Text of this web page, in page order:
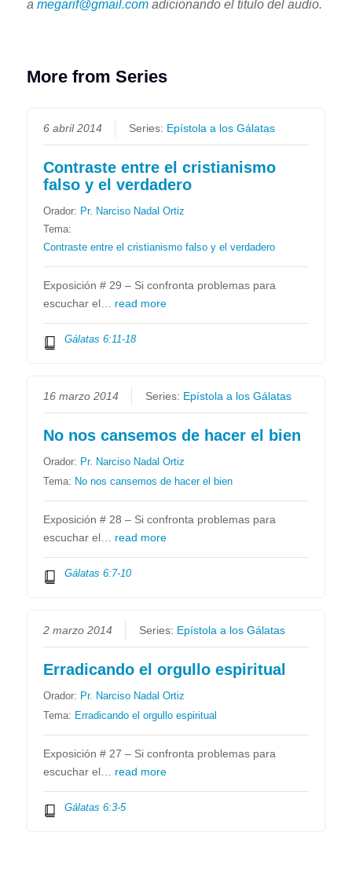
a megarif@gmail.com adicionando el titulo del audio.
More from Series
6 abril 2014 Series: Epístola a los Gálatas
Contraste entre el cristianismo
falso y el verdadero
Orador: Pr. Narciso Nadal Ortiz
Tema:
Contraste entre el cristianismo falso y el verdadero
Exposición # 29 – Si confronta problemas para
escuchar el… read more
Gálatas 6:11-18
16 marzo 2014 Series: Epístola a los Gálatas
No nos cansemos de hacer el bien
Orador: Pr. Narciso Nadal Ortiz
Tema: No nos cansemos de hacer el bien
Exposición # 28 – Si confronta problemas para
escuchar el… read more
Gálatas 6:7-10
2 marzo 2014 Series: Epístola a los Gálatas
Erradicando el orgullo espiritual
Orador: Pr. Narciso Nadal Ortiz
Tema: Erradicando el orgullo espiritual
Exposición # 27 – Si confronta problemas para
escuchar el… read more
Gálatas 6:3-5